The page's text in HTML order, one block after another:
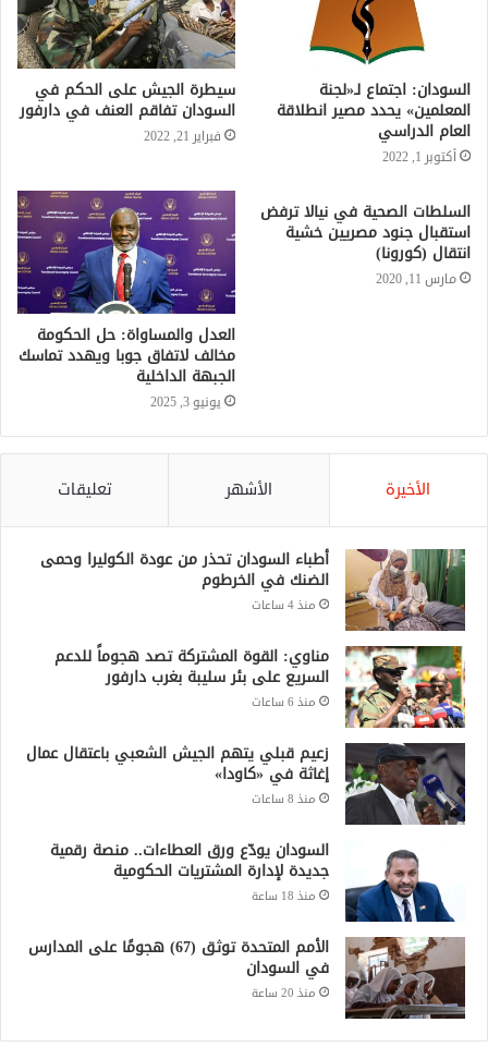
السودان: اجتماع لـ«لجنة
المعلمين» يحدد مصير انطلاقة
العام الدراسي
أكتوبر 1, 2022
سيطرة الجيش على الحكم في
السودان تفاقم العنف في دارفور
فبراير 21, 2022
السلطات الصحية في نيالا ترفض
استقبال جنود مصريين خشية
انتقال (كورونا)
مارس 11, 2020
العدل والمساواة: حل الحكومة
مخالف لاتفاق جوبا ويهدد تماسك
الجبهة الداخلية
يونيو 3, 2025
الأخيرة الأشهر تعليقات
أطباء السودان تحذر من عودة الكوليرا وحمى
الضنك في الخرطوم
منذ 4 ساعات
مناوي: القوة المشتركة تصد هجوماً للدعم
السريع على بئر سليبة بغرب دارفور
منذ 6 ساعات
زعيم قبلي يتهم الجيش الشعبي باعتقال عمال
إغاثة في «كاودا»
منذ 8 ساعات
السودان يودّع ورق العطاءات.. منصة رقمية
جديدة لإدارة المشتريات الحكومية
منذ 18 ساعة
الأمم المتحدة توثق (67) هجومًا على المدارس
في السودان
منذ 20 ساعة